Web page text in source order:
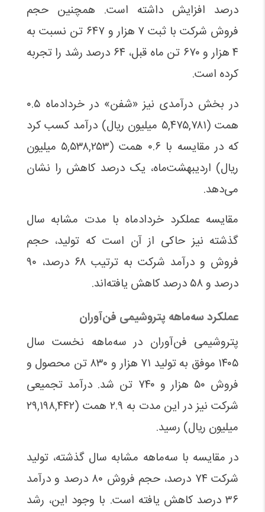
درصد افزایش داشته است. همچنین حجم
فروش شرکت با ثبت ۷ هزار و ۶۴۷ تن نسبت به
۴ هزار و ۶۷۰ تن ماه قبل، ۶۴ درصد رشد را تجربه
کرده است.
در بخش درآمدی نیز «شفن» در خردادماه ۰.۵
همت (۵,۴۷۵,۷۸۱ میلیون ریال) درآمد کسب کرد
که در مقایسه با ۰.۶ همت (۵,۵۳۸,۲۵۳ میلیون
ریال) اردیبهشت‌ماه، یک درصد کاهش را نشان
می‌دهد.
مقایسه عملکرد خردادماه با مدت مشابه سال
گذشته نیز حاکی از آن است که تولید، حجم
فروش و درآمد شرکت به ترتیب ۶۸ درصد، ۹۰
درصد و ۵۸ درصد کاهش یافته‌اند.
عملکرد سه‌ماهه پتروشیمی فن‌آوران
پتروشیمی فن‌آوران در سه‌ماهه نخست سال
۱۴۰۵ موفق به تولید ۷۱ هزار و ۸۳۰ تن محصول و
فروش ۵۰ هزار و ۷۴۰ تن شد. درآمد تجمیعی
شرکت نیز در این مدت به ۲.۹ همت (۲۹,۱۹۸,۴۴۲
میلیون ریال) رسید.
در مقایسه با سه‌ماهه مشابه سال گذشته، تولید
شرکت ۷۴ درصد، حجم فروش ۸۰ درصد و درآمد
۳۶ درصد کاهش یافته است. با وجود این، رشد